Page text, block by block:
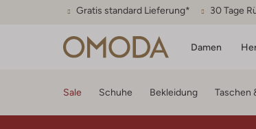
Gratis standard Lieferung* 30 Tage
Damen
Sale Schuhe Bekleidung Taschen